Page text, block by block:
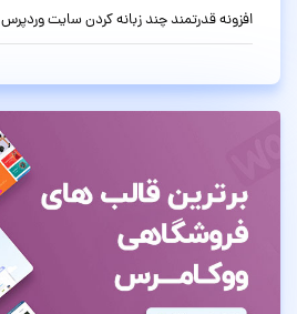
افزونه قدرتمند چند زبانه کردن سایت وردپرس WPML نسخه 4.9.6